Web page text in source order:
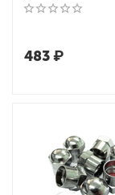
483₽